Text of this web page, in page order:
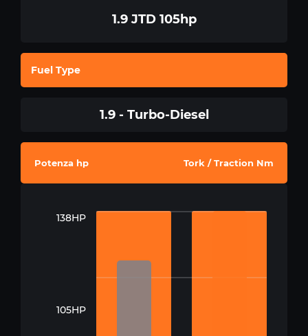
1.9 JTD 105hp
Fuel Type
1.9 - Turbo-Diesel
Potenza hp Tork / Traction Nm
138HP
105HP